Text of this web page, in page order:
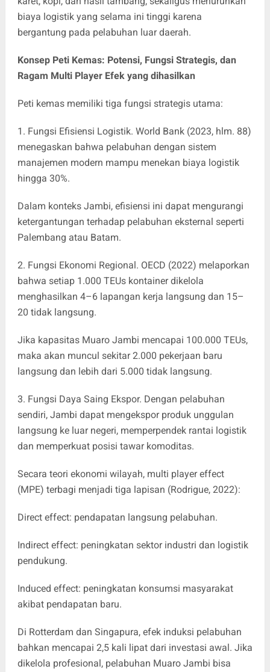
biaya logistik yang selama ini tinggi karena
bergantung pada pelabuhan luar daerah.
Konsep Peti Kemas: Potensi, Fungsi Strategis, dan
Ragam Multi Player Efek yang dihasilkan
Peti kemas memiliki tiga fungsi strategis utama:
1. Fungsi Efisiensi Logistik. World Bank (2023, hlm. 88)
menegaskan bahwa pelabuhan dengan sistem
manajemen modern mampu menekan biaya logistik
hingga 30%.
Dalam konteks Jambi, efisiensi ini dapat mengurangi
ketergantungan terhadap pelabuhan eksternal seperti
Palembang atau Batam.
2. Fungsi Ekonomi Regional. OECD (2022) melaporkan
bahwa setiap 1.000 TEUs kontainer dikelola
menghasilkan 4–6 lapangan kerja langsung dan 15–
20 tidak langsung.
Jika kapasitas Muaro Jambi mencapai 100.000 TEUs,
maka akan muncul sekitar 2.000 pekerjaan baru
langsung dan lebih dari 5.000 tidak langsung.
3. Fungsi Daya Saing Ekspor. Dengan pelabuhan
sendiri, Jambi dapat mengekspor produk unggulan
langsung ke luar negeri, memperpendek rantai logistik
dan memperkuat posisi tawar komoditas.
Secara teori ekonomi wilayah, multi player effect
(MPE) terbagi menjadi tiga lapisan (Rodrigue, 2022):
Direct effect: pendapatan langsung pelabuhan.
Indirect effect: peningkatan sektor industri dan logistik
pendukung.
Induced effect: peningkatan konsumsi masyarakat
akibat pendapatan baru.
Di Rotterdam dan Singapura, efek induksi pelabuhan
bahkan mencapai 2,5 kali lipat dari investasi awal. Jika
dikelola profesional, pelabuhan Muaro Jambi bisa